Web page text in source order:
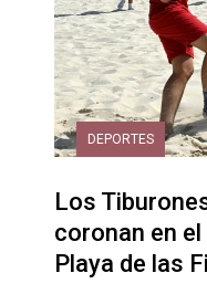
DEPORTES
Los
coronan en el
Playa de las